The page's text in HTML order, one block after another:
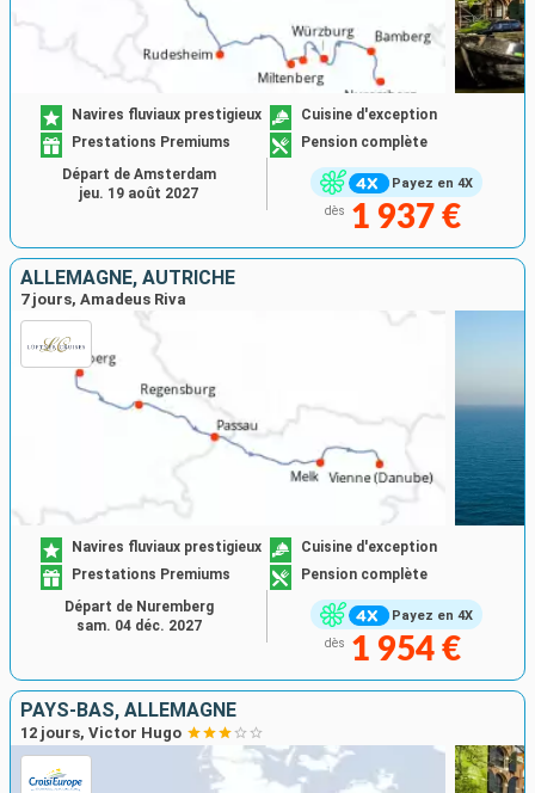
Payez en 4X
Navires fluviaux prestigieux
Cuisine d'exception
Prestations Premiums
Pension complète
dès 1 937 €
Départ de Amsterdam
jeu. 19 août 2027
ALLEMAGNE, AUTRICHE
7 jours, Amadeus Riva
Payez en 4X
Navires fluviaux prestigieux
Cuisine d'exception
Prestations Premiums
Pension complète
dès 1 954 €
Départ de Nuremberg
sam. 04 déc. 2027
PAYS-BAS, ALLEMAGNE
12 jours, Victor Hugo